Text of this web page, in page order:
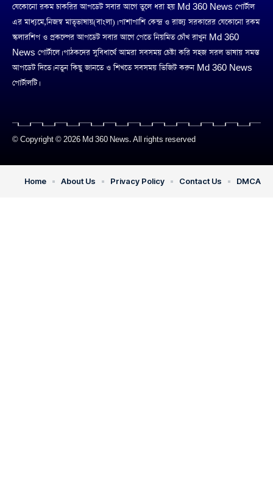
যেকোনো রকম চাকরির আপডেট সবার আগে তুলে ধরা হয় Md 360 News পোর্টাল
এর মাধ্যমে,নিজস্ব মাতৃভাষায়(বাংলা)। পাশাপাশি কেন্দ্র ও রাজ্য সরকারের যেকোনো রকম
স্কলারশিপ ও প্রকল্পের আপডেট সবার আগে পেতে নিয়মিত চোঁখ রাখুন Md 360
News পোর্টালে। পাঠকদের সুবিধার্থে আমরা সবসময় চেষ্টা করি সহজ সরল ভাষায় সমস্ত
আপডেট দিতে। নতুন কিছু জানতে ও শিখতে সবসময় ভিজিট করুন Md 360 News
পোর্টালটি।
© Copyright © 2026 Md 360 News. All rights reserved
Home About Us Privacy Policy Contact Us DMCA